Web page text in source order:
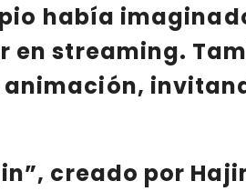
había
streaming.
”, creado por